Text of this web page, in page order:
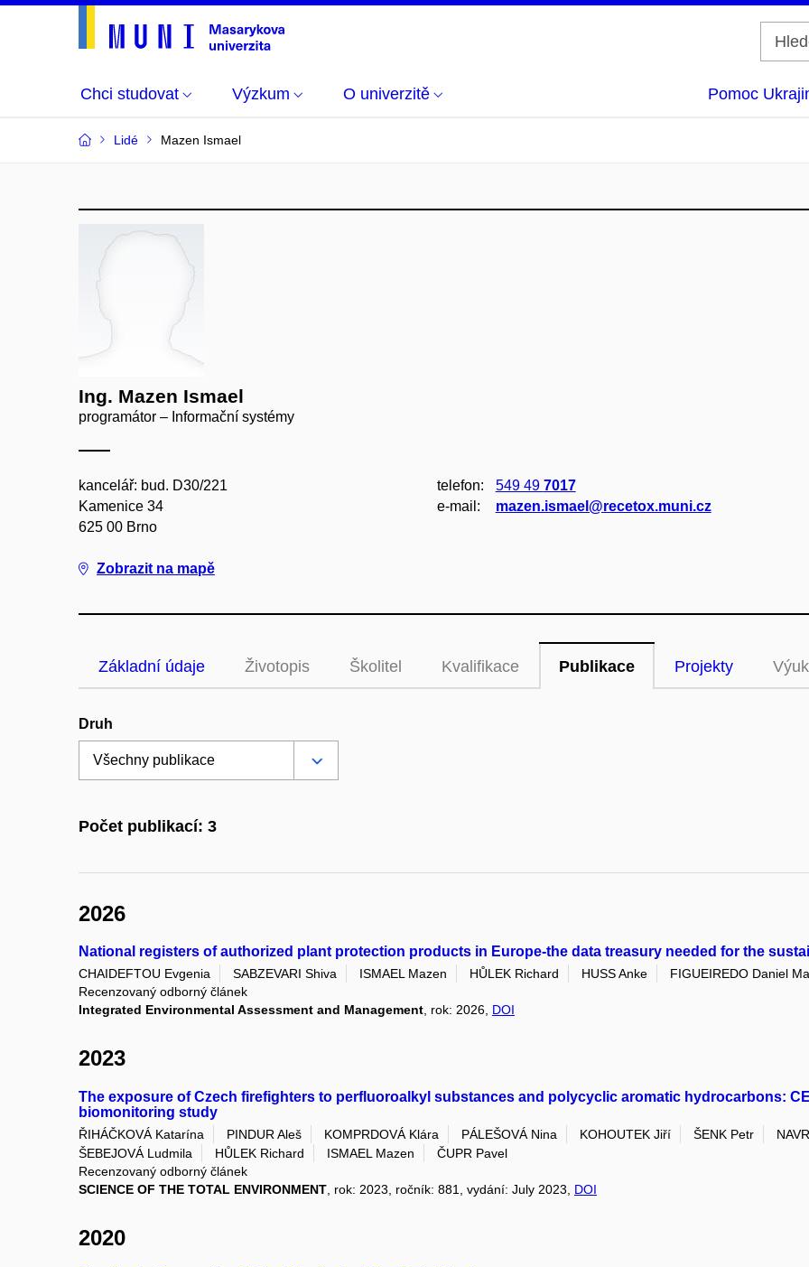
Chci studovat Výzkum O univerzitě Pomoc
Lidé Mazen Ismael
Ing. Mazen Ismael
programátor – Informační systémy
kancelář: bud. D30/221
Kamenice 34
625 00 Brno
Zobrazit na mapě
telefon: 549 49 7017
e‑mail:
mazen.ismael@recetox.muni.cz
Základní údaje Životopis Školitel Kvalifikace Publikace Projekty
Druh
Počet publikací: 3
2026
National registers of authorized plant protection products in Europe-the data treasury needed for the
CHAIDEFTOU Evgenia SABZEVARI Shiva ISMAEL Mazen HŮLEK Richard HUSS Anke
FIGUEIREDO Daniel
Recenzovaný odborný článek
Integrated Environmental Assessment and Management, rok: 2026, DOI
2023
The exposure of Czech firefighters to perfluoroalkyl substances and polycyclic aromatic hydrocarbons:
biomonitoring study
ŘIHÁČKOVÁ Katarína PINDUR Aleš KOMPRDOVÁ Klára PÁLEŠOVÁ Nina KOHOUTEK Jiří ŠENK Petr
ŠEBEJOVÁ Ludmila
HŮLEK Richard ISMAEL Mazen
ČUPR Pavel
Recenzovaný odborný článek
SCIENCE OF THE TOTAL ENVIRONMENT , rok: 2023, ročník: 881, vydání: July 2023, DOI
2020